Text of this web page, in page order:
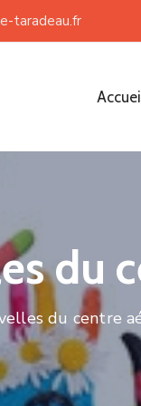
taradeau.fr
du
du centre